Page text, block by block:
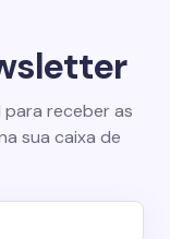
receber as
sua caixa de